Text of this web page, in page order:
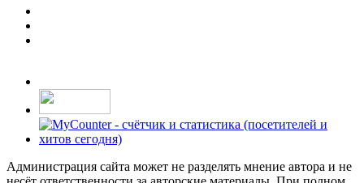
Администрация сайта может не разделять мнение автора и не